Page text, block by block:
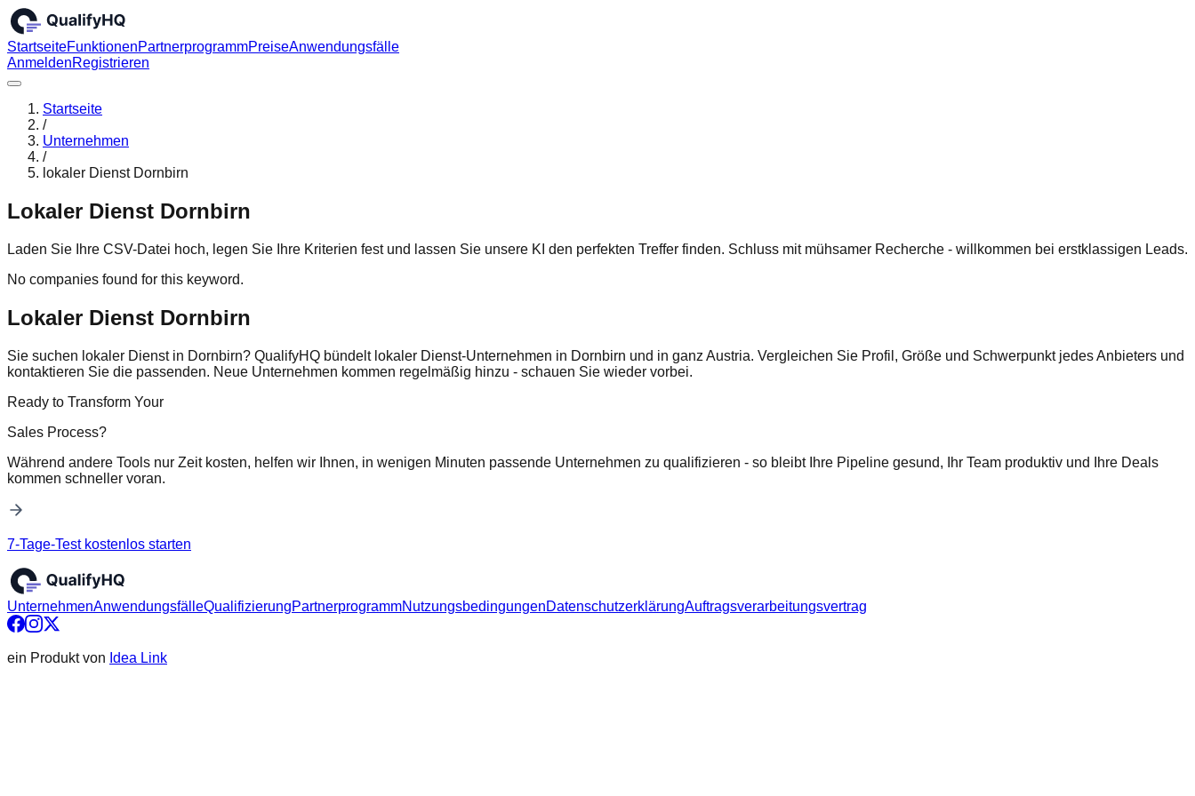
StartseiteFunktionenPartnerprogrammPreiseAnwendungsfälle
AnmeldenRegistrieren
Startseite
/
Unternehmen
/
lokaler Dienst Dornbirn
Lokaler Dienst Dornbirn
Laden Sie Ihre CSV-Datei hoch, legen Sie Ihre Kriterien fest und lassen Sie unsere KI den perfekten Treffer finden. Schluss mit mühsamer Recherche - willkommen bei erstklassigen Leads.
No companies found for this keyword.
Lokaler Dienst Dornbirn
Sie suchen lokaler Dienst in Dornbirn? QualifyHQ bündelt lokaler Dienst-Unternehmen in Dornbirn und in ganz Austria. Vergleichen Sie Profil, Größe und Schwerpunkt jedes Anbieters und
kontaktieren Sie die passenden. Neue Unternehmen kommen regelmäßig hinzu - schauen Sie wieder vorbei.
Ready to Transform Your
Sales Process?
Während andere Tools nur Zeit kosten, helfen wir Ihnen, in wenigen Minuten passende Unternehmen zu qualifizieren - so bleibt Ihre Pipeline gesund, Ihr Team produktiv und Ihre Deals
kommen schneller voran.
7-Tage-Test kostenlos starten
UnternehmenAnwendungsfälleQualifizierungPartnerprogrammNutzungsbedingungenDatenschutzerklärungAuftragsverarbeitungsvertrag
ein Produkt von Idea Link